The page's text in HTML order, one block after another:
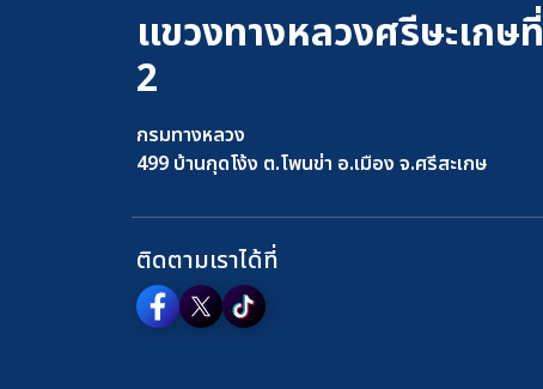
แขวงทางหลวงศรีษะเกษที่
2
กรมทางหลวง
499 บ้านกุดโง้ง ต.โพนข่า อ.เมือง จ.ศรีสะเกษ
ติดตามเราได้ที่